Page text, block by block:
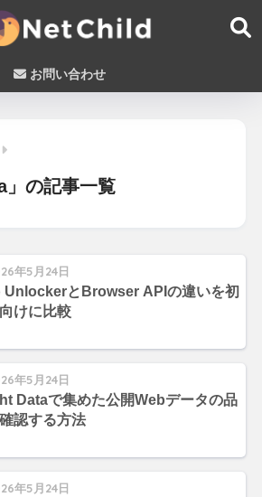
お問い合わせ
」の記事一覧
年5月24日
UnlockerとBrowser APIの違いを初
けに比較
年5月24日
Dataで集めた公開Webデータの品
認する方法
年5月24日